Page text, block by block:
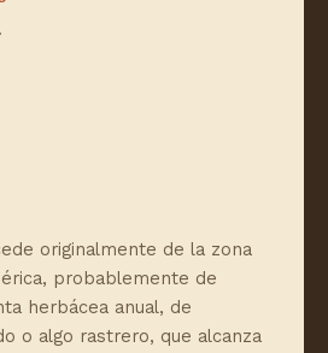
originalmente de la zona
probablemente de
herbácea anual, de
o algo rastrero, que alcanza